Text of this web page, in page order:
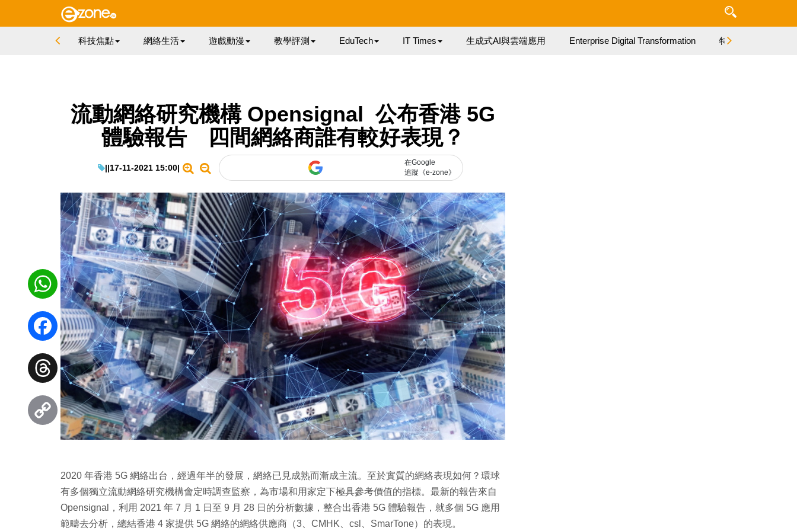
科技焦點 網絡生活 遊戲動漫 教學評測 EduTech IT Times 生成式AI與雲端應用 Enterprise Digital Transformation 特集
流動網絡研究機構 Opensignal 公布香港 5G
體驗報告 四間網絡商誰有較好表現？
||17-11-2021 15:00|
在Google
追蹤《e-zone》
2020 年香港 5G 網絡出台，經過年半的發展，網絡已見成熟而漸成主流。至於實質的網絡表現如何？環球
有多個獨立流動網絡研究機構會定時調查監察，為市場和用家定下極具參考價值的指標。最新的報告來自
Opensignal，利用 2021 年 7 月 1 日至 9 月 28 日的分析數據，整合出香港 5G 體驗報告，就多個 5G 應用
範疇去分析，總結香港 4 家提供 5G 網絡的網絡供應商（3、CMHK、csl、SmarTone）的表現。
WhatsApp
Facebook
Threads
Copy